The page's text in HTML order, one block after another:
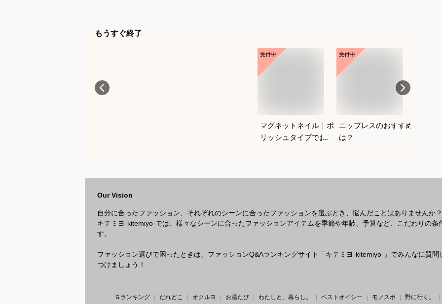
もうすぐ終了
受付中
マグネットネイル｜ポ
リッシュタイプでおす
受付中
ニップレスのおすすめ
は？
Our Vision
自分に合ったファッション、それぞれのシーンに合ったファッションを選ぶとき、悩んだことはありませんか？
キテミヨ-kitemiyo-では、様々なシーンに合ったファッションアイテムを季節や年齢、予算など、こだわりの条
す。
ファッション選びで困ったときは、ファッションQ&Aランキングサイト「キテミヨ-kitemiyo-」でみんなに質
つけましょう！
Ｇランキング だれどこ オクルヨ お湯たび わたしと、暮らし。 ベストオイシー モノスポ 野に行く。